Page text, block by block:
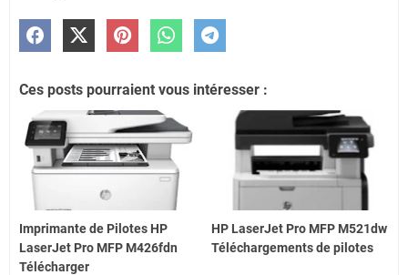
Ces posts pourraient vous intéresser :
Imprimante de Pilotes HP
LaserJet Pro MFP M426fdn
Télécharger
HP LaserJet Pro MFP M521dw
Téléchargements de pilotes